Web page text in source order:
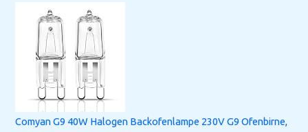
Comyan G9 40W Halogen Backofenlampe 230V G9 Ofenbirne,